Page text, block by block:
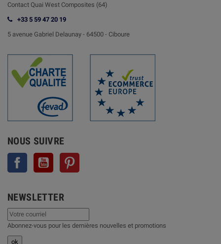
Contact Quai West Composites (64)
+33 5 59 47 20 19
5 avenue Gabriel Delaunay - 64500 - Ciboure
NOUS SUIVRE
Facebook YouTube
NEWSLETTER
Abonnez-vous pour les dernières nouvelles et promotions